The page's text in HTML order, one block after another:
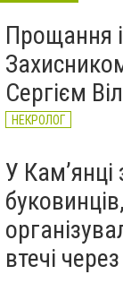
Прощання
Сергієм
НЕКРОЛОГ
У
втечі